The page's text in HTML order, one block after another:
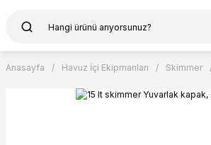
Anasayfa Havuz İçi Ekipmanları Skimmer